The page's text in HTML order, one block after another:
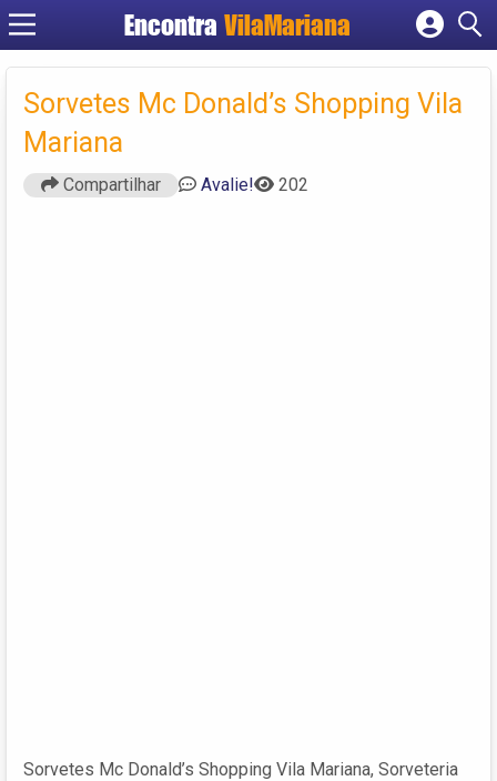
EncontraVilaMariana
Cadastrar empresa
Criar conta
Sorvetes Mc Donald’s Shopping Vila
Mariana
Compartilhar Avalie! 202
Sorvetes Mc Donald’s Shopping Vila Mariana, Sorveteria